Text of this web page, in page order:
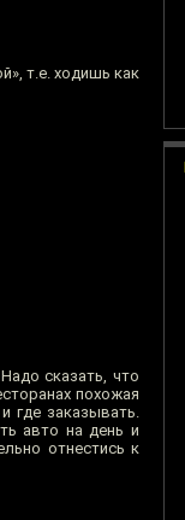
т.е. ходишь как
сказать, что
похожая
где заказывать.
авто на день и
отнестись к